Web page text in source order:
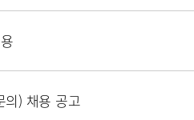
의) 채용 공고